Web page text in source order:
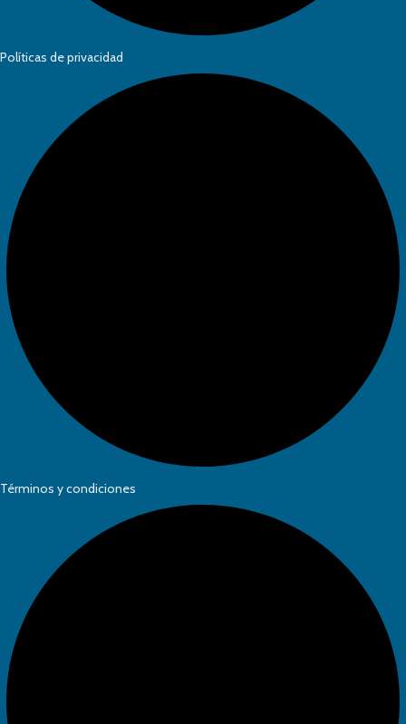
Políticas de privacidad
Términos y condiciones